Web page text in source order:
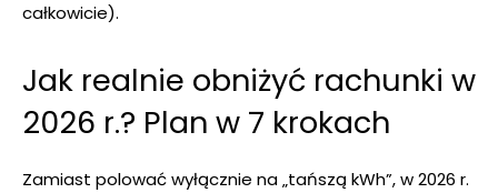
całkowicie).
Jak realnie obniżyć rachunki w
2026 r.? Plan w 7 krokach
Zamiast polować wyłącznie na „tańszą kWh”, w 2026 r.